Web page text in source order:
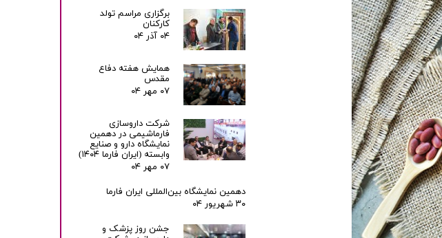
برگزاری مراسم تولد
کارکنان
۰۴ آذر ۰۴
همایش هفته دفاع
مقدس
۰۷ مهر ۰۴
شرکت داروسازی
فارماشیمی در دهمین
نمایشگاه دارو و صنایع
وابسته (ایران فارما ۱۴۰۴)
۰۷ مهر ۰۴
دهمین نمایشگاه بین‌المللی ایران فارما
۳۰ شهریور ۰۴
جشن روز پزشک و